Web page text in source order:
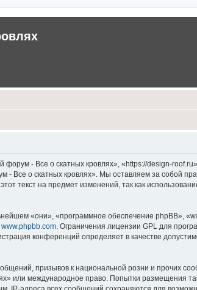
- Все о скатных кровлях», «https://design-
Все о скатных кровлях». Мы оставляем за собой
текст на предмет изменений, так как
«они», «программное обеспечение phpBB»,
www.phpbb.com. Ограничения лицензии GPL для
конференций определяет в качестве
призывов к национальной розни и прочих
или международное право. Попытки размещения